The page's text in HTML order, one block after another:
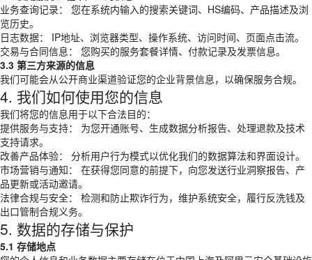
业务查询记录： 您在系统内输入的搜索关键词、HS编码、产品描述及浏
览历史。
日志数据： IP地址、浏览器类型、操作系统、访问时间、页面点击流。
交易与合同信息： 您购买的服务套餐详情、付款记录及发票信息。
3.3 第三方来源的信息
我们可能会从公开商业渠道验证您的企业背景信息，以确保服务合规。
4. 我们如何使用您的信息
我们将您的信息用于以下合法目的：
提供服务与支持： 为您开通账号、生成数据分析报告、处理退款及技术
支持请求。
改善产品体验： 分析用户行为模式以优化我们的数据算法和界面设计。
市场营销与通知： 在获得您同意的前提下，向您发送行业洞察报告、产
品更新或活动邀请。
法律合规与安全： 检测和防止欺诈行为，维护系统安全，履行反洗钱及
出口管制合规义务。
5. 数据的存储与保护
5.1 存储地点